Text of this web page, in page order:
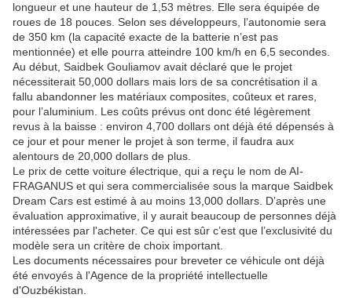
longueur et une hauteur de 1,53 mètres. Elle sera équipée de
roues de 18 pouces. Selon ses développeurs, l’autonomie sera
de 350 km (la capacité exacte de la batterie n’est pas
mentionnée) et elle pourra atteindre 100 km/h en 6,5 secondes.
Au début, Saidbek Gouliamov avait déclaré que le projet
nécessiterait 50,000 dollars mais lors de sa concrétisation il a
fallu abandonner les matériaux composites, coûteux et rares,
pour l’aluminium. Les coûts prévus ont donc été légèrement
revus à la baisse : environ 4,700 dollars ont déjà été dépensés à
ce jour et pour mener le projet à son terme, il faudra aux
alentours de 20,000 dollars de plus.
Le prix de cette voiture électrique, qui a reçu le nom de AI-
FRAGANUS et qui sera commercialisée sous la marque Saidbek
Dream Cars est estimé à au moins 13,000 dollars. D’après une
évaluation approximative, il y aurait beaucoup de personnes déjà
intéressées par l'acheter. Ce qui est sûr c’est que l’exclusivité du
modèle sera un critère de choix important.
Les documents nécessaires pour breveter ce véhicule ont déjà
été envoyés à l'Agence de la propriété intellectuelle
d'Ouzbékistan.